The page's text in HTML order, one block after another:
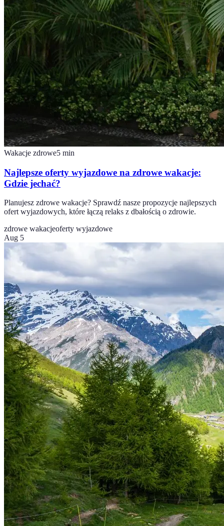
Wakacje zdrowe5 min
Najlepsze oferty wyjazdowe na zdrowe wakacje:
Gdzie jechać?
Planujesz zdrowe wakacje? Sprawdź nasze propozycje najlepszych
ofert wyjazdowych, które łączą relaks z dbałością o zdrowie.
zdrowe wakacjeoferty wyjazdowe
Aug 5